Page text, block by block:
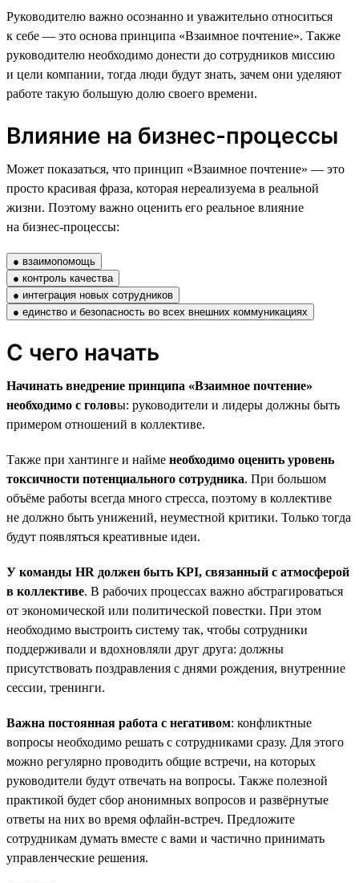
Руководителю важно осознанно и уважительно относиться
к себе — это основа принципа «Взаимное почтение». Также
руководителю необходимо донести до сотрудников миссию
и цели компании, тогда люди будут знать, зачем они уделяют
работе такую большую долю своего времени.
Влияние на бизнес-процессы
Может показаться, что принцип «Взаимное почтение» — это
просто красивая фраза, которая нереализуема в реальной
жизни. Поэтому важно оценить его реальное влияние
на бизнес-процессы:
● взаимопомощь
● контроль качества
● интеграция новых сотрудников
● единство и безопасность во всех внешних коммуникациях
С чего начать
Начинать внедрение принципа «Взаимное почтение»
необходимо с головы: руководители и лидеры должны быть
примером отношений в коллективе.
Также при хантинге и найме необходимо оценить уровень
токсичности потенциального сотрудника. При большом
объёме работы всегда много стресса, поэтому в коллективе
не должно быть унижений, неуместной критики. Только тогда
будут появляться креативные идеи.
У команды HR должен быть KPI, связанный с атмосферой
в коллективе. В рабочих процессах важно абстрагироваться
от экономической или политической повестки. При этом
необходимо выстроить систему так, чтобы сотрудники
поддерживали и вдохновляли друг друга: должны
присутствовать поздравления с днями рождения, внутренние
сессии, тренинги.
Важна постоянная работа с негативом: конфликтные
вопросы необходимо решать с сотрудниками сразу. Для этого
можно регулярно проводить общие встречи, на которых
руководители будут отвечать на вопросы. Также полезной
практикой будет сбор анонимных вопросов и развёрнутые
ответы на них во время офлайн-встреч. Предложите
сотрудникам думать вместе с вами и частично принимать
управленческие решения.